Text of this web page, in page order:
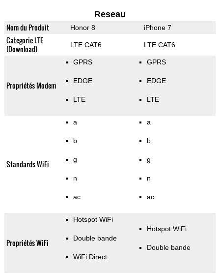
Reseau
Nom du Produit Honor 8 iPhone 7
Categorie LTE
(Download)
LTE CAT6 LTE CAT6
Propriétés Modem
GPRS
EDGE
LTE
GPRS
EDGE
LTE
Standards WiFi
a
b
g
n
ac
a
b
g
n
ac
Propriétés WiFi
Hotspot WiFi
Double bande
WiFi Direct
Hotspot WiFi
Double bande